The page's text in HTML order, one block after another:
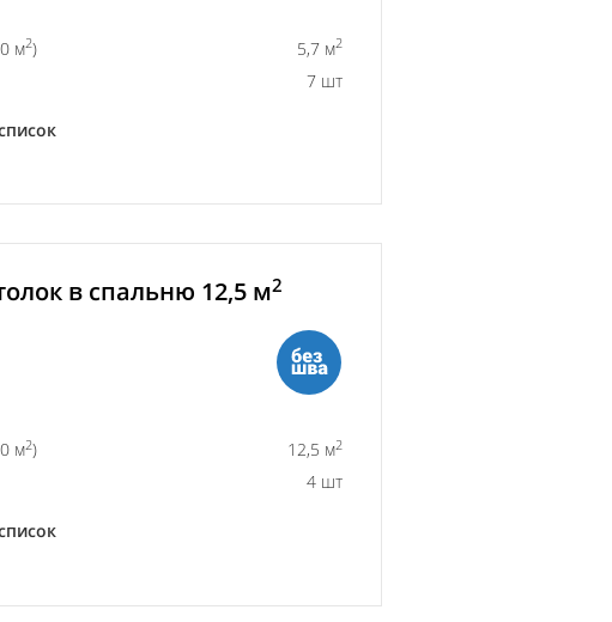
м2) 5,7 м2
7 шт
в спальню 12,5 м2
м2) 12,5 м2
4 шт